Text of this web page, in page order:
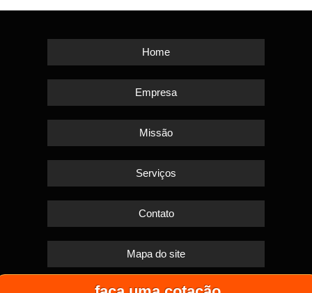
Home
Empresa
Missão
Serviços
Contato
Mapa do site